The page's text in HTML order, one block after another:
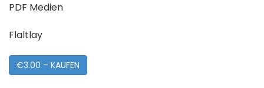
PDF Medien
Flaltlay
€3.00 – KAUFEN